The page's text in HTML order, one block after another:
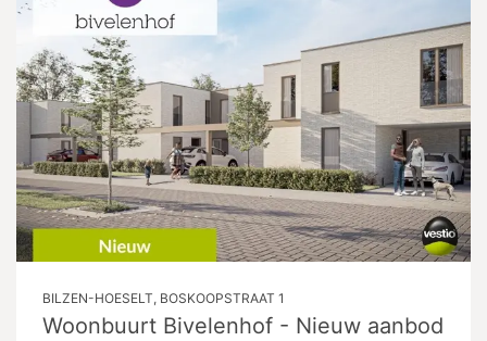
BILZEN-HOESELT, BOSKOOPSTRAAT 1
Woonbuurt Bivelenhof - Nieuw aanbod